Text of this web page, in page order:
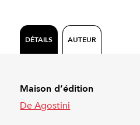
DÉTAILS AUTEUR
Maison d’édition
De Agostini